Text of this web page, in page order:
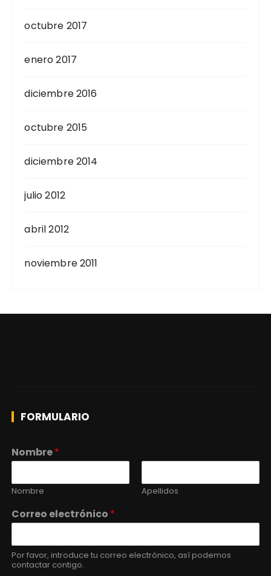
octubre 2017
enero 2017
diciembre 2016
octubre 2015
diciembre 2014
julio 2012
abril 2012
noviembre 2011
FORMULARIO
Nombre*
Nombre Apellidos
Correo electrónico *
Por favor, introduce tu correo electrónico, así podemos
contactar contigo.